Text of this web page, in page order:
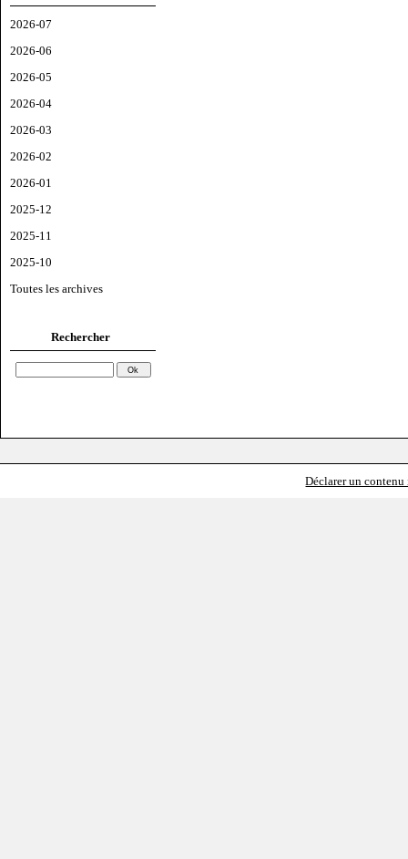
2026-07
2026-06
2026-05
2026-04
2026-03
2026-02
2026-01
2025-12
2025-11
2025-10
Toutes les archives
Rechercher
Déclarer un